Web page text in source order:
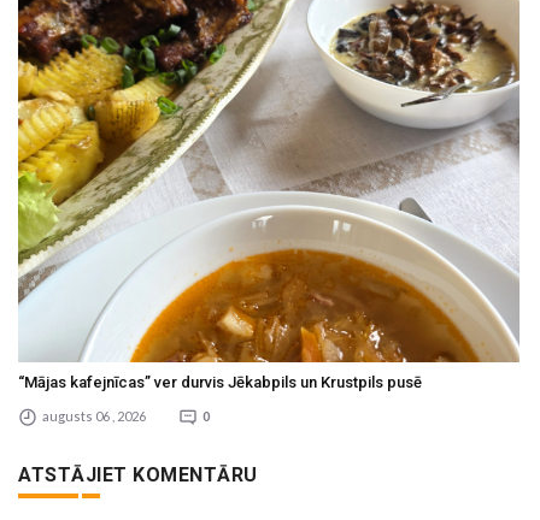
“Mājas kafejnīcas” ver durvis Jēkabpils un Krustpils pusē
augusts 06 , 2026 0
ATSTĀJIET KOMENTĀRU